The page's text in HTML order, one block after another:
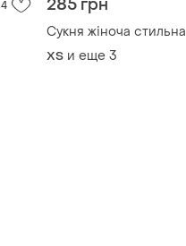
4 285 грн
Сукня жіноча стильна
ХS и еще 3